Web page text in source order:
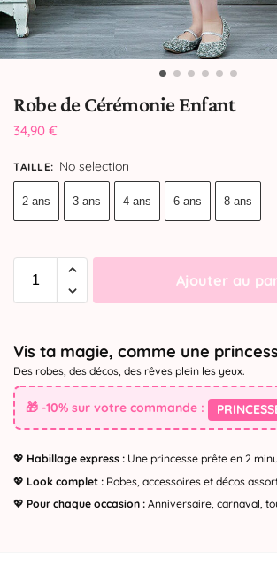
Robe de Cérémonie Enfant
34,90 €
TAILLE: No selection
2 ans 3 ans 4 ans 6 ans 8 ans
Ajouter au
Vis ta magie, comme une
Des robes, des décos, des rêves plein les yeux.
🎁 -10% sur votre commande :
💖 Habillage express : Une princesse prête en 2
💖 Look complet : Robes, accessoires et décos
💖 Pour chaque occasion : Anniversaire, carnaval,